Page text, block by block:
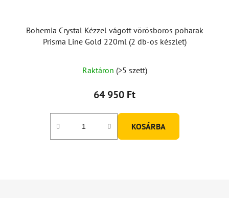
Bohemia Crystal Kézzel vágott vörösboros poharak
Prisma Line Gold 220ml (2 db-os készlet)
Raktáron (>5 szett)
64 950 Ft
KOSÁRBA